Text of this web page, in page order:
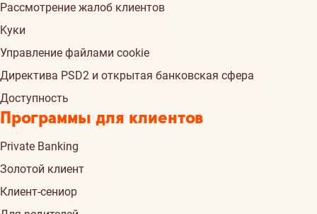
Рассмотрение жалоб клиентов
Kуки
Управление файлами cookie
Директива PSD2 и открытая банковская сфера
Доступность
Программы для клиентов
Private Banking
Золотой клиент
Клиент-сениор